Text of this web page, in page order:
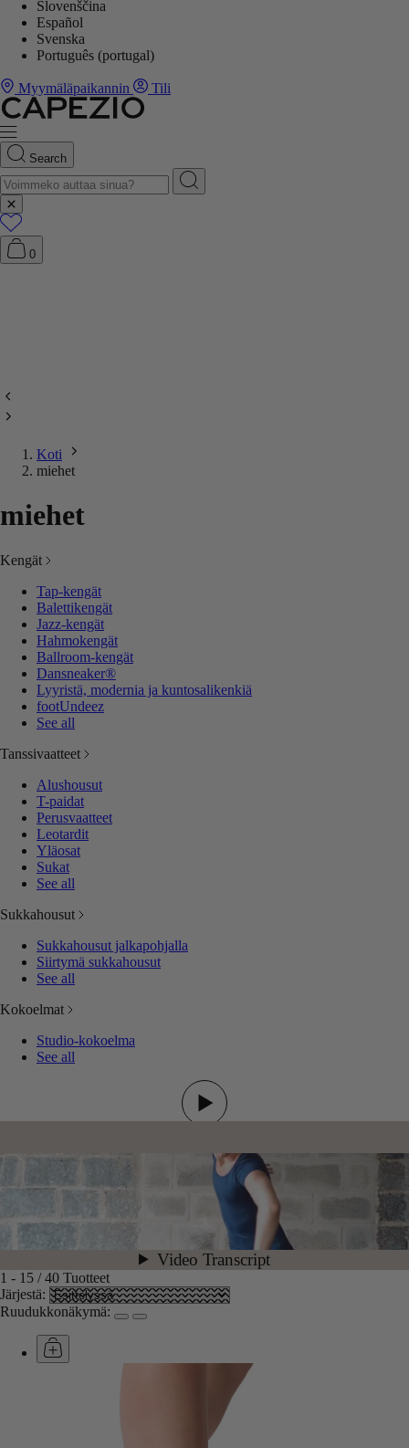
Slovenščina
Español
Svenska
Português (portugal)
Myymäläpaikannin Tili
Search
0
Koti
miehet
miehet
Kengät
Tap-kengät
Balettikengät
Jazz-kengät
Hahmokengät
Ballroom-kengät
Dansneaker®
Lyyristä, modernia ja kuntosalikenkiä
footUndeez
See all
Tanssivaatteet
Alushousut
T-paidat
Perusvaatteet
Leotardit
Yläosat
Sukat
See all
Sukkahousut
Sukkahousut jalkapohjalla
Siirtymä sukkahousut
See all
Kokoelmat
Studio-kokoelma
See all
1 - 15 / 40 Tuotteet
Järjestä:
Ruudukkonäkymä: